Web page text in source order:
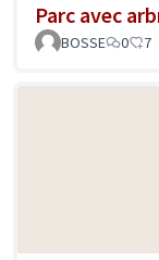
Parc avec
BOSSE
0 7